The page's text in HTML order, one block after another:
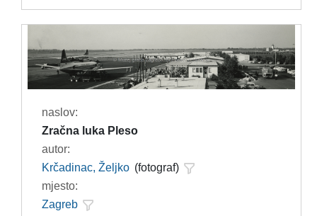
naslov:
Zračna luka Pleso
autor:
Krčadinac, Željko (fotograf)
mjesto:
Zagreb